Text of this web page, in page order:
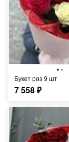
Букет роз 9 шт
7 558₽